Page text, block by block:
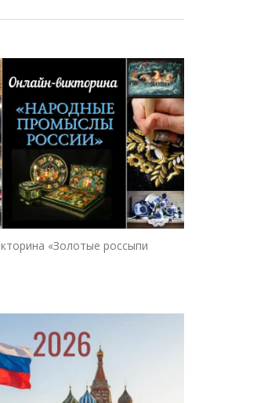
«Золотые россыпи